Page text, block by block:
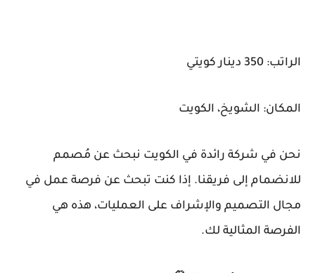
الراتب: 350 دينار كويتي
المكان: الشويخ، الكويت
نحن في شركة رائدة في الكويت نبحث عن مُصمم
للانضمام إلى فريقنا. إذا كنت تبحث عن فرصة عمل في
مجال التصميم والإشراف على العمليات، هذه هي
الفرصة المثالية لك.